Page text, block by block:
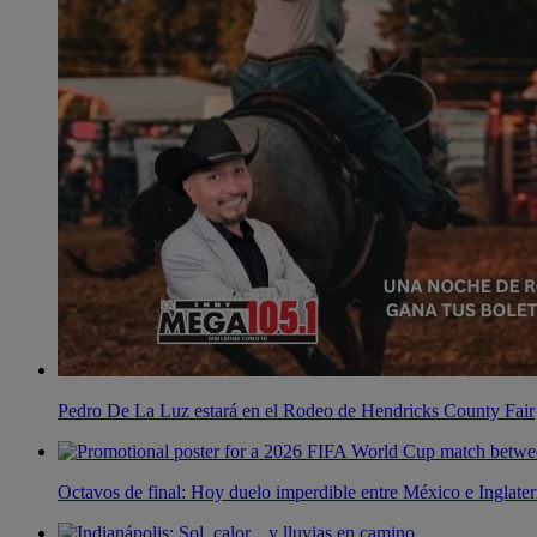
Pedro De La Luz estará en el Rodeo de Hendricks County Fair
Octavos de final: Hoy duelo imperdible entre México e